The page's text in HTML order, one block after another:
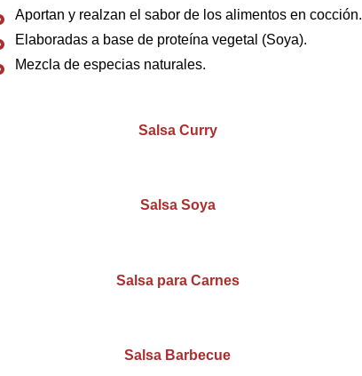
Aportan y realzan el sabor de los alimentos en cocción.
Elaboradas a base de proteína vegetal (Soya).
Mezcla de especias naturales.
Salsa Curry
Salsa Soya
Salsa para Carnes
Salsa Barbecue